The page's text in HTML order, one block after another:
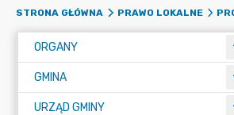
STRONA GŁÓWNA PRAWO LOKALNE
ORGANY
GMINA
URZĄD GMINY